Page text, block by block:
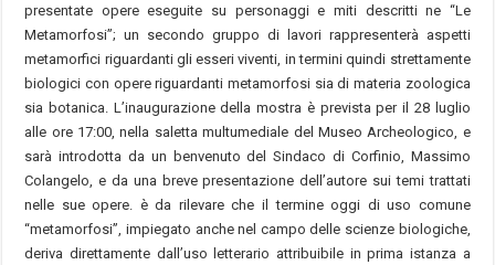
presentate opere eseguite su personaggi e miti descritti ne “Le
Metamorfosi”; un secondo gruppo di lavori rappresenterà aspetti
metamorfici riguardanti gli esseri viventi, in termini quindi strettamente
biologici con opere riguardanti metamorfosi sia di materia zoologica
sia botanica. L’inaugurazione della mostra è prevista per il 28 luglio
alle ore 17:00, nella saletta multumediale del Museo Archeologico, e
sarà introdotta da un benvenuto del Sindaco di Corfinio, Massimo
Colangelo, e da una breve presentazione dell’autore sui temi trattati
nelle sue opere. è da rilevare che il termine oggi di uso comune
“metamorfosi”, impiegato anche nel campo delle scienze biologiche,
deriva direttamente dall’uso letterario attribuibile in prima istanza a